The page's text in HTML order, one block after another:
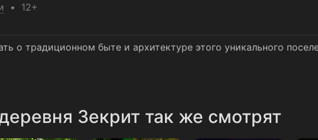
12+
о традиционном быте и архитектуре этого уникального
Зекрит так же смотрят